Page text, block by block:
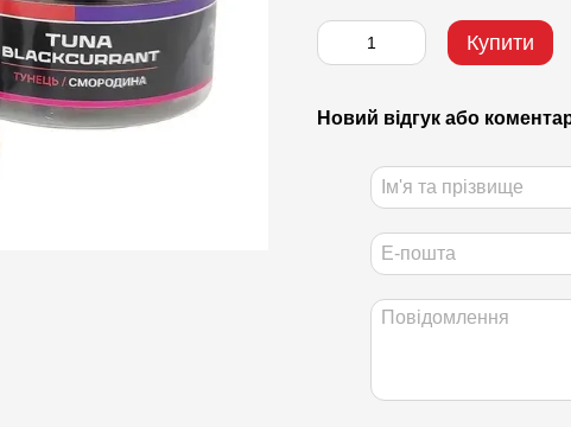
Купити
Новий відгук або